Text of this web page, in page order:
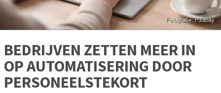
BEDRIJVEN ZETTEN MEER IN
OP AUTOMATISERING DOOR
PERSONEELSTEKORT